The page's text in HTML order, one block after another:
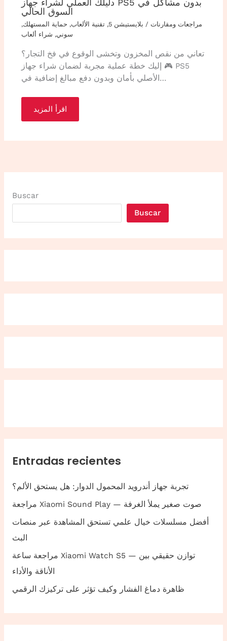
دليلك العملي لشراء جهاز PS5 بدون مشاكل في
السوق الحالي
مراجعات ومقارنات / بلايستيشن 5 ,تقنية الألعاب, حماية المستهلك,
سوني, شراء ألعاب
تعاني من نقص المخزون وتخشى الوقوع في فخ التجار؟
🎮 إليك خطة عملية مجربة لضمان شراء جهاز PS5
الأصلي بأمان وبدون دفع مبالغ إضافية في…
اقرأ المزيد
Buscar
Buscar
Entradas recientes
تجربة جهاز أندرويد المحمول الدوار: هل يستحق الألم؟
مراجعة Xiaomi Sound Play — صوت صغير يملأ الغرفة
أفضل مسلسلات خيال علمي تستحق المشاهدة عبر منصات
البث
مراجعة ساعة Xiaomi Watch S5 — توازن حقيقي بين
الأناقة والأداء
ظاهرة دماغ الفشار وكيف تؤثر على تركيزك الرقمي